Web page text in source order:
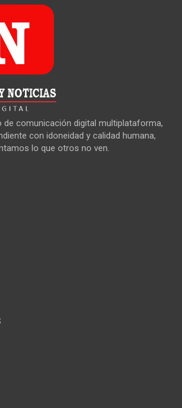
de comunicación digital multiplataforma,
con idoneidad y calidad humana,
lo que otros no ven.